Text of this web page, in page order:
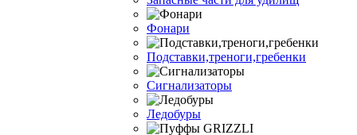
Фонари
Подставки,треноги,гребенки
Сигнализаторы
Ледобуры